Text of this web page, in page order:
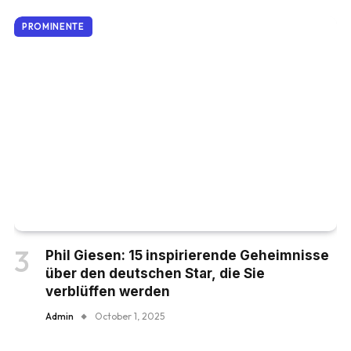
PROMINENTE
Phil Giesen: 15 inspirierende Geheimnisse
über den deutschen Star, die Sie
verblüffen werden
Admin October 1, 2025